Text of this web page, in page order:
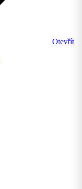
Otevřít